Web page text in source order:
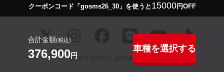
クーポンコード「gosms26_30」を使うと 15000円OFF
合計金額(税込)
376,900円
車種を選択する
© TIRE WORLD-KAN BEST inc.